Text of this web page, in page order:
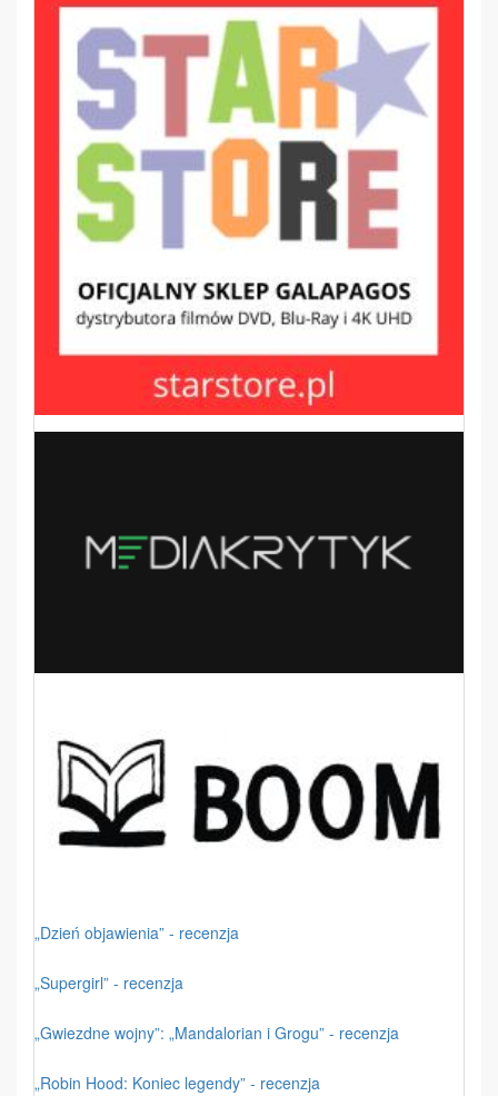
„Dzień objawienia” - recenzja
„Supergirl” - recenzja
„Gwiezdne wojny”: „Mandalorian i Grogu” - recenzja
„Robin Hood: Koniec legendy” - recenzja